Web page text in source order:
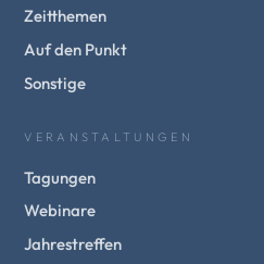
Zeitthemen
Auf den Punkt
Sonstige
VERANSTALTUNGEN
Tagungen
Webinare
Jahrestreffen